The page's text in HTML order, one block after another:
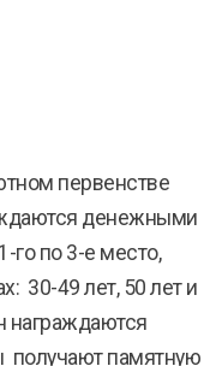
первенстве
денежными
го по 3-е место,
30-49 лет, 50 лет и
памятную